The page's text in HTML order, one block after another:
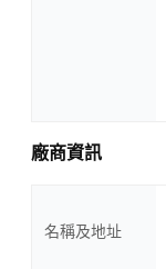
廠商資訊
名稱及地址